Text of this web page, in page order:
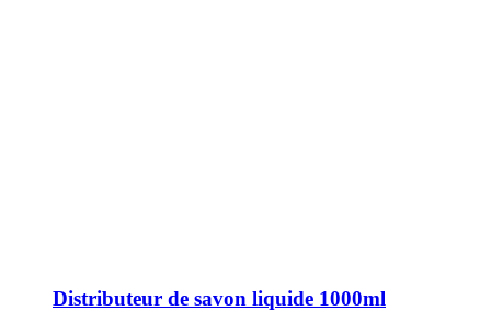
Distributeur de savon liquide 1000ml